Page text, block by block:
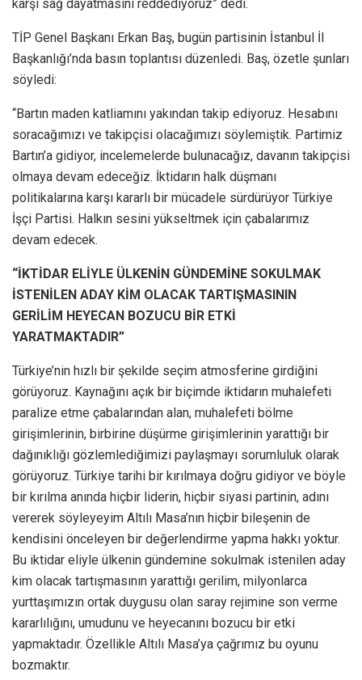
karşı sağ dayatmasını reddediyoruz” dedi.
TİP Genel Başkanı Erkan Baş, bugün partisinin İstanbul İl
Başkanlığı’nda basın toplantısı düzenledi. Baş, özetle şunları
söyledi:
“Bartın maden katliamını yakından takip ediyoruz. Hesabını
soracağımızı ve takipçisi olacağımızı söylemiştik. Partimiz
Bartın’a gidiyor, incelemelerde bulunacağız, davanın takipçisi
olmaya devam edeceğiz. İktidarın halk düşmanı
politikalarına karşı kararlı bir mücadele sürdürüyor Türkiye
İşçi Partisi. Halkın sesini yükseltmek için çabalarımız
devam edecek.
“İKTİDAR ELİYLE ÜLKENİN GÜNDEMİNE SOKULMAK
İSTENİLEN ADAY KİM OLACAK TARTIŞMASININ
GERİLİM HEYECAN BOZUCU BİR ETKİ
YARATMAKTADIR”
Türkiye’nin hızlı bir şekilde seçim atmosferine girdiğini
görüyoruz. Kaynağını açık bir biçimde iktidarın muhalefeti
paralize etme çabalarından alan, muhalefeti bölme
girişimlerinin, birbirine düşürme girişimlerinin yarattığı bir
dağınıklığı gözlemlediğimizi paylaşmayı sorumluluk olarak
görüyoruz. Türkiye tarihi bir kırılmaya doğru gidiyor ve böyle
bir kırılma anında hiçbir liderin, hiçbir siyasi partinin, adını
vererek söyleyeyim Altılı Masa’nın hiçbir bileşenin de
kendisini önceleyen bir değerlendirme yapma hakkı yoktur.
Bu iktidar eliyle ülkenin gündemine sokulmak istenilen aday
kim olacak tartışmasının yarattığı gerilim, milyonlarca
yurttaşımızın ortak duygusu olan saray rejimine son verme
kararlılığını, umudunu ve heyecanını bozucu bir etki
yapmaktadır. Özellikle Altılı Masa’ya çağrımız bu oyunu
bozmaktır.